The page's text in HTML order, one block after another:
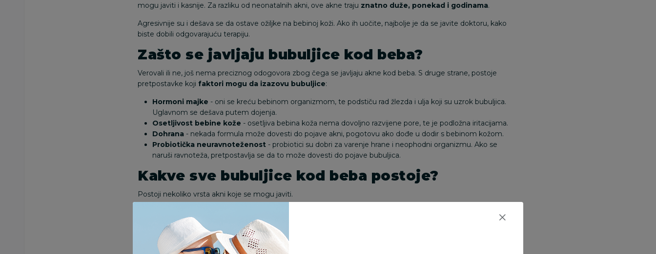
mogu javiti i kasnije. Za razliku od neonatalnih akni, ove akne traju znatno duže, ponekad i godinama.
Agresivnije su i dešava se da ostave ožiljke na bebinoj koži. Ako ih uočite, najbolje je da se javite doktoru, kako
biste dobili odgovarajuću terapiju.
Zašto se javljaju bubuljice kod beba?
Verovali ili ne, još nema preciznog odogovora zbog čega se javljaju akne kod beba. S druge strane, postoje
pretpostavke koji faktori mogu da izazovu bubuljice:
Hormoni majke - oni se kreću bebinom organizmom, te podstiču rad žlezda i ulja koji su uzrok bubuljica.
Uglavnom se dešava putem dojenja.
Osetljivost bebine kože - osetljiva bebina koža nema dovoljno razvijene pore, te je podložna iritacijama.
Dohrana - nekada formula može dovesti do pojave akni, pogotovu ako dođe u dodir s bebinom kožom.
Probiotička neuravnoteženost - probiotici su dobri za varenje hrane i neophodni organizmu. Ako se
naruši ravnoteža, pretpostavlja se da to može dovesti do pojave bubuljica.
Kakve sve bubuljice kod beba postoje?
Postoji nekoliko vrsta akni koje se mogu javiti.
Crvene bubuljice kod beba
Najčešće se javljaju i ponekad ih možete uočiti u prvih par nedelja po bebinom rođenju. Poseban
potreban
. Budite strpljivi i same od sebe će proći, kako se bebin organizam bude sve više razvijao.